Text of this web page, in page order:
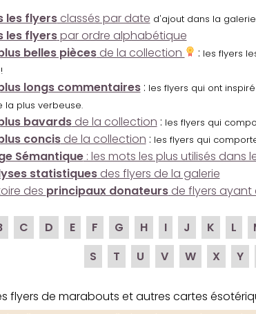
les flyersclassés par date d'ajout dans la
les flyerspar ordre alphabétique
belles piècesde la collection : les flyers
longs commentaires: les flyers qui ont inspiré
la plus verbeuse.
bavardsde la collection : les flyers qui
concisde la collection : les flyers qui
Sémantique: les mots les plus utilisés dans
statistiquesdes flyers de la galerie
des principaux donateursde flyers ayant
C D E F G H I J K L
S
T U V W X Y
flyers de marabouts et autres cartes